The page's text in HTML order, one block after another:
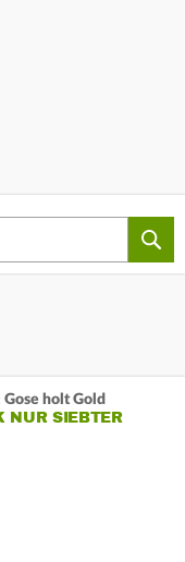
holt Gold
NUR SIEBTER